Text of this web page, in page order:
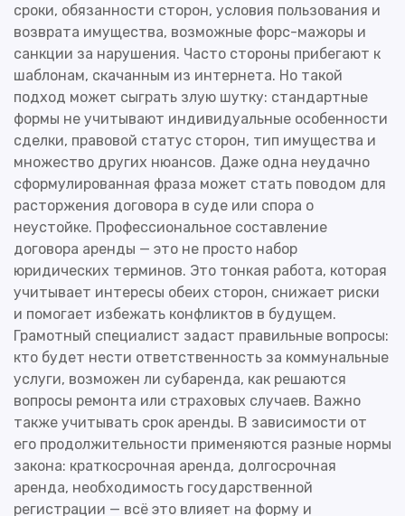
сроки, обязанности сторон, условия пользования и
возврата имущества, возможные форс-мажоры и
санкции за нарушения. Часто стороны прибегают к
шаблонам, скачанным из интернета. Но такой
подход может сыграть злую шутку: стандартные
формы не учитывают индивидуальные особенности
сделки, правовой статус сторон, тип имущества и
множество других нюансов. Даже одна неудачно
сформулированная фраза может стать поводом для
расторжения договора в суде или спора о
неустойке. Профессиональное составление
договора аренды — это не просто набор
юридических терминов. Это тонкая работа, которая
учитывает интересы обеих сторон, снижает риски
и помогает избежать конфликтов в будущем.
Грамотный специалист задаст правильные вопросы:
кто будет нести ответственность за коммунальные
услуги, возможен ли субаренда, как решаются
вопросы ремонта или страховых случаев. Важно
также учитывать срок аренды. В зависимости от
его продолжительности применяются разные нормы
закона: краткосрочная аренда, долгосрочная
аренда, необходимость государственной
регистрации — всё это влияет на форму и